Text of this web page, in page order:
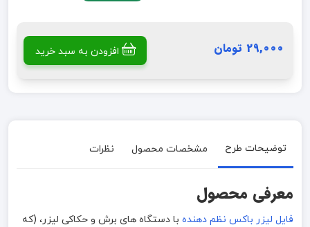
29,000 تومان افزودن به سبد خرید
توضیحات طرح مشخصات محصول نظرات
معرفی محصول
فایل لیزر باکس نظم دهنده با دستگاه های برش و حکاکی لیزر، (که